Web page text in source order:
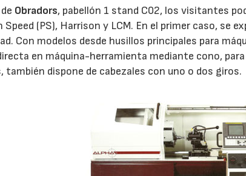
Obradors, pabellón 1 stand C02, los visitantes
Speed (PS), Harrison y LCM. En el primer caso, se
Con modelos desde husillos principales para
en máquina-herramienta mediante cono,
también dispone de cabezales con uno o dos giros.